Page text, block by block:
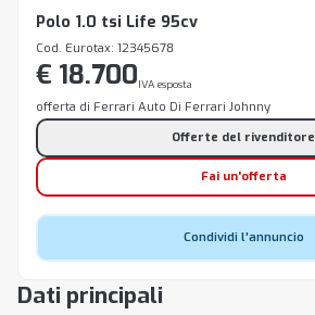
Dati principali
Polo 1.0 tsi Life 95cv
Cod. Eurotax: 12345678
€ 18.700IVA esposta
offerta di Ferrari Auto Di Ferrari Johnny
Offerte del rivenditore
Fai un'offerta
Condividi l'annuncio